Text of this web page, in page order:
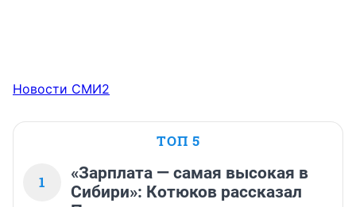
Новости СМИ2
ТОП 5
1
«Зарплата — самая высокая в
Сибири»: Котюков рассказал